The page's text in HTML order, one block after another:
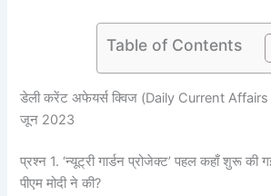
Table of Contents
डेली करेंट अफेयर्स क्विज (Daily Current
जून 2023
प्रश्न 1. ‘न्यूट्री गार्डन प्रोजेक्ट’ पहल कहाँ शुरू की
पीएम मोदी ने की?